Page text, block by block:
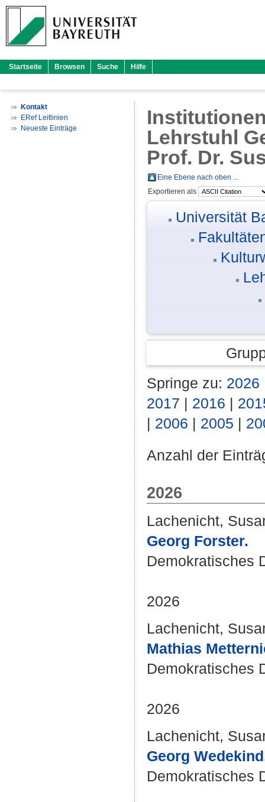
Startseite Browsen Suche Hilfe
Kontakt
ERef Leitlinien
Neueste Einträge
Lehrstuhl
Prof. Dr.
Eine Ebene nach oben ...
Exportieren als
Universität
Springe zu: 2026
2017 | 2016 |
| 2006 | 2005 |
Anzahl der
2026
Lachenicht,
Georg Forster.
Demokratisches
2026
Lachenicht,
Mathias
Demokratisches
2026
Lachenicht,
Georg
Demokratisches